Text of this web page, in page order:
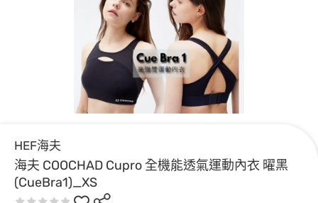
HEF海夫
海夫 COOCHAD Cupro 全機能透氣運動內衣 曜黑
(CueBra1)_XS